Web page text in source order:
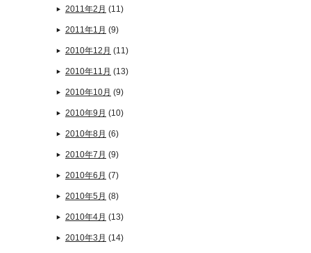
2011年2月 (11)
2011年1月 (9)
2010年12月 (11)
2010年11月 (13)
2010年10月 (9)
2010年9月 (10)
2010年8月 (6)
2010年7月 (9)
2010年6月 (7)
2010年5月 (8)
2010年4月 (13)
2010年3月 (14)